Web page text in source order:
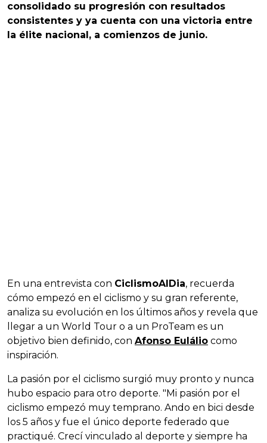
consolidado su progresión con resultados
consistentes y ya cuenta con una victoria entre
la élite nacional, a comienzos de junio.
En una entrevista con CiclismoAlDia, recuerda
cómo empezó en el ciclismo y su gran referente,
analiza su evolución en los últimos años y revela que
llegar a un World Tour o a un ProTeam es un
objetivo bien definido, con Afonso Eulálio como
inspiración.
La pasión por el ciclismo surgió muy pronto y nunca
hubo espacio para otro deporte. "Mi pasión por el
ciclismo empezó muy temprano. Ando en bici desde
los 5 años y fue el único deporte federado que
practiqué. Crecí vinculado al deporte y siempre ha